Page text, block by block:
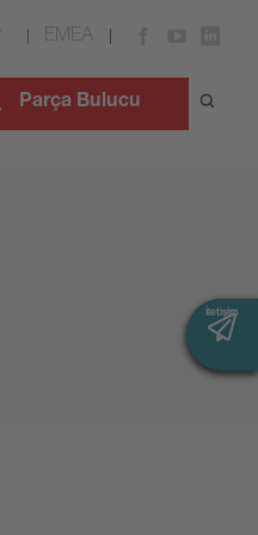
EMEA
Parça Bulucu
İletişim
İletişim